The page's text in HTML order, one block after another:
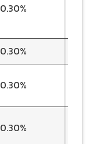
0.30%
0.30%
0.30%
0.30%